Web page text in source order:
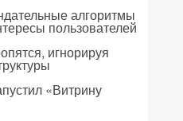
алгоритмы
пользователей
игнорируя
«Витрину